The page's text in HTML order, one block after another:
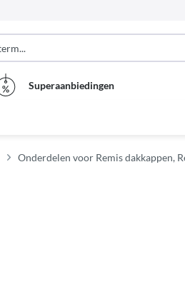
Superaanbiedingen
Onderdelen voor Remis dakkappen,